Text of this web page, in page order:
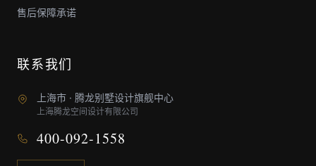
售后保障承诺
联系我们
上海市 · 腾龙别墅设计旗舰中心
上海腾龙空间设计有限公司
400-092-1558